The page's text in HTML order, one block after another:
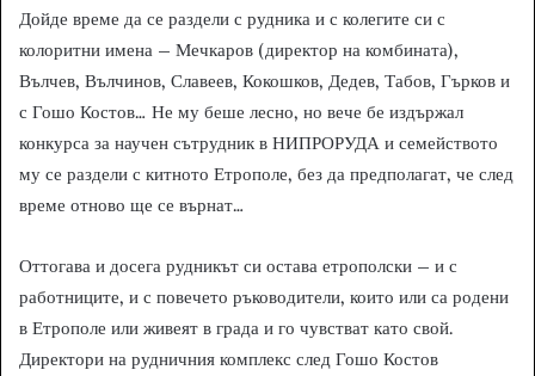
Дойде време да се раздели с рудника и с колегите си с
колоритни имена – Мечкаров (директор на комбината),
Вълчев, Вълчинов, Славеев, Кокошков, Дедев, Табов, Гърков и
с Гошо Костов… Не му беше лесно, но вече бе издържал
конкурса за научен сътрудник в НИПРОРУДА и семейството
му се раздели с китното Етрополе, без да предполагат, че след
време отново ще се върнат…
Оттогава и досега рудникът си остава етрополски – и с
работниците, и с повечето ръководители, които или са родени
в Етрополе или живеят в града и го чувстват като свой.
Директори на рудничния комплекс след Гошо Костов